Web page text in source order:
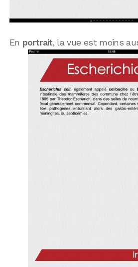
En portrait, la vue est moins